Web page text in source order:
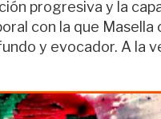
progresiva y la
con la que
y evocador. A la